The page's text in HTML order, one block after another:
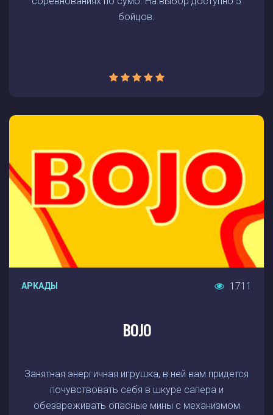
бойцов.
АРКАДЫ 1711
BOJO
Занятная энергичная игрушка, в ней вам придется
почувствовать себя в шкуре сапера и
обезвреживать опасные мины с механизмом